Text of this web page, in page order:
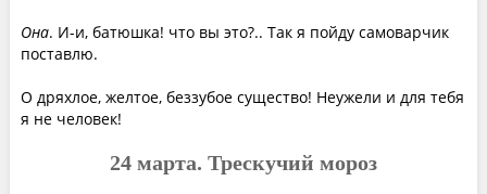
Она. И-и, батюшка! что вы это?.. Так я пойду самоварчик
поставлю.
О дряхлое, желтое, беззубое существо! Неужели и для тебя
я не человек!
24 марта. Трескучий мороз